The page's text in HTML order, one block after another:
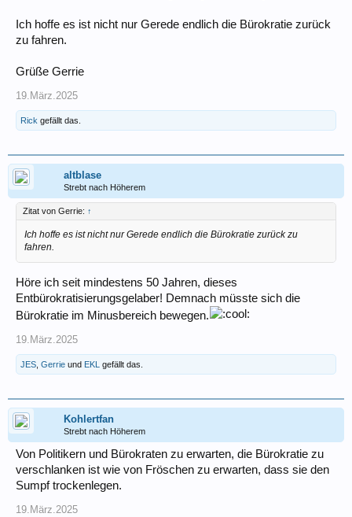
Ich hoffe es ist nicht nur Gerede endlich die Bürokratie zurück
zu fahren.
Grüße Gerrie
19.März.2025
Rick gefällt das.
altblase
Strebt nach Höherem
Zitat von Gerrie: ↑
Ich hoffe es ist nicht nur Gerede endlich die Bürokratie zurück zu
fahren.
Höre ich seit mindestens 50 Jahren, dieses
Entbürokratisierungsgelaber! Demnach müsste sich die
Bürokratie im Minusbereich bewegen.
19.März.2025
JES Gerrie und EKL gefällt das.
Kohlertfan
Strebt nach Höherem
Von Politikern und Bürokraten zu erwarten, die Bürokratie zu
verschlanken ist wie von Fröschen zu erwarten, dass sie den
Sumpf trockenlegen.
19.März.2025